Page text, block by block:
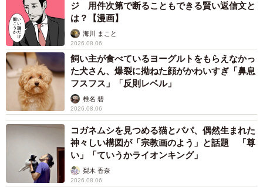
ジ 用件次第で断ることもできる賢い返信文と
は？【漫画】
海川 まこと
2026.08.06
飼い主が食べているヨーグルトをもらえなかっ
た犬さん、爆裂に拗ねた顔がかわいすぎ「鼻息
フスフス」「反則レベル」
椎名 碧
2026.08.06
コガネムシを見つめる猫とパパ、偶然生まれた
神々しい構図が「宗教画のよう」と話題 「尊
い」「ていうかライオンキング」
梨木 香奈
2026.08.06